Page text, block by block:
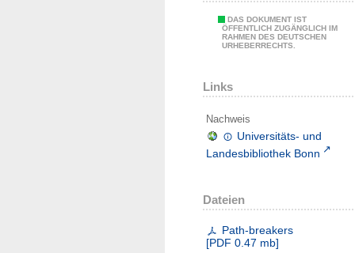
DAS DOKUMENT IST
ÖFFENTLICH ZUGÄNGLICH IM
RAHMEN DES DEUTSCHEN
URHEBERRECHTS.
Links
Nachweis
Universitäts- und
Landesbibliothek Bonn
Dateien
Path-breakers
[PDF 0.47 mb]